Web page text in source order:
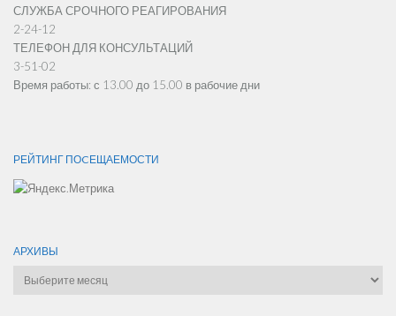
СЛУЖБА СРОЧНОГО РЕАГИРОВАНИЯ
2-24-12
ТЕЛЕФОН ДЛЯ КОНСУЛЬТАЦИЙ
3-51-02
Время работы: с 13.00 до 15.00 в рабочие дни
РЕЙТИНГ ПОCЕЩАЕМОСТИ
АРХИВЫ
Архивы